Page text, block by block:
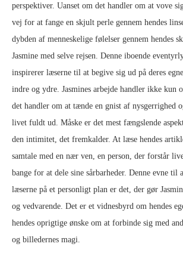
perspektiver. Uanset om det handler om at vove
vej for at fange en skjult perle gennem hendes
dybden af menneskelige følelser gennem hendes
Jasmine med selve rejsen. Denne iboende
inspirerer læserne til at begive sig ud på deres
indre og ydre. Jasmines arbejde handler ikke kun
det handler om at tænde en gnist af nysgerrighed
livet fuldt ud. Måske er det mest fængslende
den intimitet, det fremkalder. At læse hendes
samtale med en nær ven, en person, der forstår
bange for at dele sine sårbarheder. Denne evne til
læserne på et personligt plan er det, der gør
og vedvarende. Det er et vidnesbyrd om hendes
hendes oprigtige ønske om at forbinde sig med
og billedernes magi.